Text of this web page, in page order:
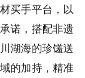
买手平台，以
诺，搭配非遗
湖海的珍馐送
的加持，精准